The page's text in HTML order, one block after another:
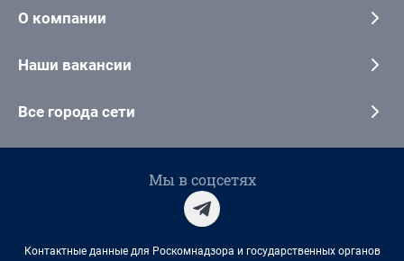
О компании
Наши вакансии
Все города сети
Мы в соцсетях
Контактные данные для Роскомнадзора и государственных органов